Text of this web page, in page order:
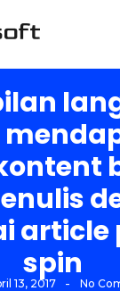
article
spin
13, 2017 - No